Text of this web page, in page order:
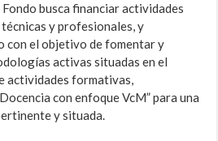
busca financiar actividades
y profesionales, y
con el objetivo de fomentar y
activas situadas en el
actividades formativas,
con enfoque VcM” para una
y situada.